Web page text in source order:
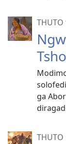
THUTO
ga
THUTO